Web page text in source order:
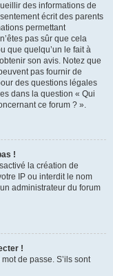
des informations de
écrit des parents
permettant
pas sûr que cela
que quelqu’un le fait à
son avis. Notez que
pas fournir de
des questions légales
dans la question « Qui
ce forum ? ».
!
la création de
IP ou interdit le nom
administrateur du forum
!
de passe. S’ils sont